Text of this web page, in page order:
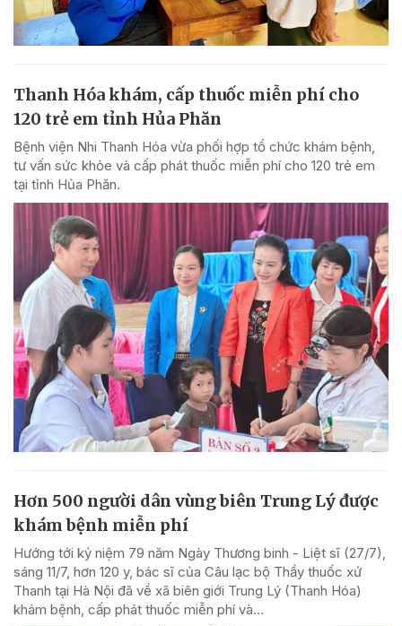
Thanh Hóa khám, cấp thuốc miễn phí cho
120 trẻ em tỉnh Hủa Phăn
Bệnh viện Nhi Thanh Hóa vừa phối hợp tổ chức khám bệnh,
tư vấn sức khỏe và cấp phát thuốc miễn phí cho 120 trẻ em
tại tỉnh Hủa Phăn.
Hơn 500 người dân vùng biên Trung Lý được
khám bệnh miễn phí
Hướng tới kỷ niệm 79 năm Ngày Thương binh - Liệt sĩ (27/7),
sáng 11/7, hơn 120 y, bác sĩ của Câu lạc bộ Thầy thuốc xứ
Thanh tại Hà Nội đã về xã biên giới Trung Lý (Thanh Hóa)
khám bệnh, cấp phát thuốc miễn phí và...